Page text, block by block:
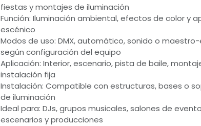
fiestas y montajes de iluminación
Función: Iluminación ambiental, efectos de color y
escénico
Modos de uso: DMX, automático, sonido o
según configuración del equipo
Aplicación: Interior, escenario, pista de baile,
instalación fija
Instalación: Compatible con estructuras, bases o
de iluminación
Ideal para: DJs, grupos musicales, salones de
escenarios y producciones